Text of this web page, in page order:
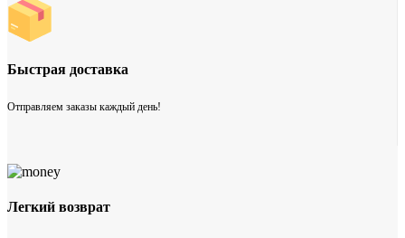
Быстрая доставка
Отправляем заказы каждый день!
Легкий возврат